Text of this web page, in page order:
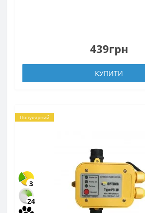
439грн
КУПИТИ
Популярний
3
24